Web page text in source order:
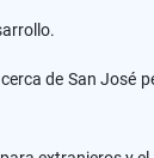
de San José